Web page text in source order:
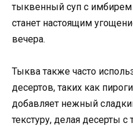
тыквенный суп с
станет настоящим
вечера.
Тыква также часто
десертов, таких как
добавляет нежный
текстуру, делая десерты